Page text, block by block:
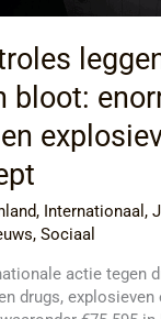
bloot:
, Internationaal,
,Sociaal
actie tegen
drugs,